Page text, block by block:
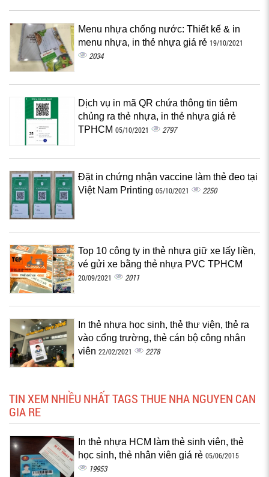
Menu nhựa chống nước: Thiết kế & in
menu nhựa, in thẻ nhựa giá rẻ 19/10/2021
2034
Dịch vụ in mã QR chứa thông tin tiêm
chủng ra thẻ nhựa, in thẻ nhựa giá rẻ
TPHCM 05/10/2021 2797
Đặt in chứng nhận vaccine làm thẻ đeo tại
Việt Nam Printing 05/10/2021 2250
Top 10 công ty in thẻ nhựa giữ xe lấy liền,
vé gửi xe bằng thẻ nhựa PVC TPHCM
20/09/2021 2011
In thẻ nhựa học sinh, thẻ thư viện, thẻ ra
vào cổng trường, thẻ cán bộ công nhân
viên 22/02/2021 2278
TIN XEM NHIỀU NHẤT TAGS THUE NHA NGUYEN CAN
GIA RE
In thẻ nhựa HCM làm thẻ sinh viên, thẻ
học sinh, thẻ nhân viên giá rẻ 05/06/2015
19953